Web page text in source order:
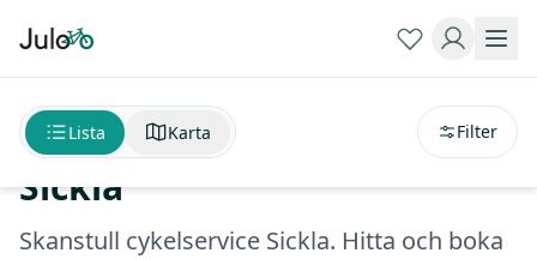
Skanstull cykelservice
Sickla
Skanstull cykelservice Sickla. Hitta och boka
Lista Karta Filter
avstånd